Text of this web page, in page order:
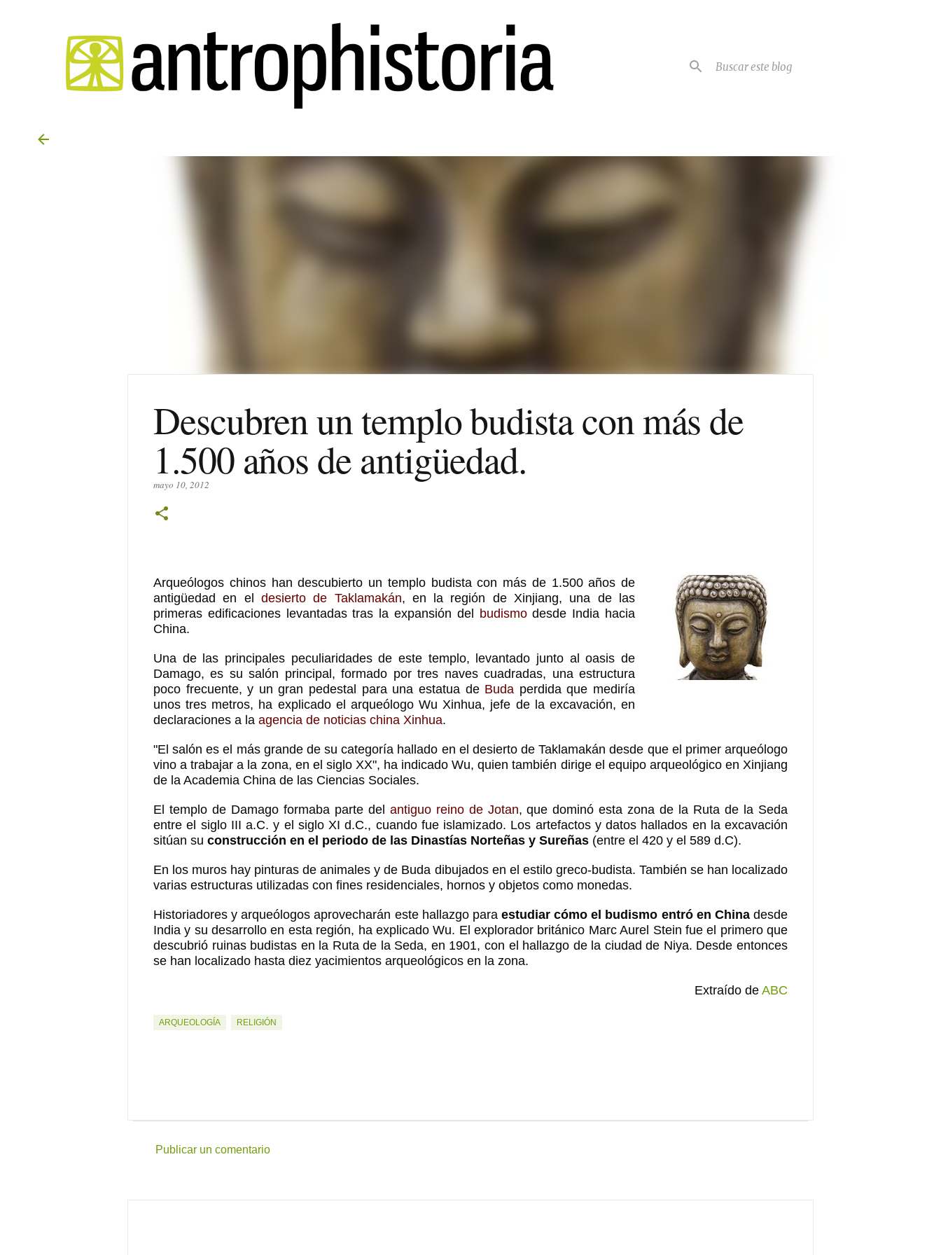
Descubren un templo budista con más de
1.500 años de antigüedad.
mayo 10, 2012
Arqueólogos chinos han descubierto un templo budista con más de 1.500 años de
antigüedad en el desierto de Taklamakán, en la región de Xinjiang, una de las
primeras edificaciones levantadas tras la expansión del
budismodesde India hacia
China.
Una de las principales peculiaridades de este templo, levantado junto al oasis de
Damago, es su salón principal, formado por tres naves cuadradas, una estructura
poco frecuente, y un gran pedestal para una estatua de Buda perdida que mediría
unos tres metros, ha explicado el arqueólogo Wu Xinhua, jefe de la excavación, en
declaraciones a la agencia de noticias china Xinhua.
"El salón es el más grande de su categoría hallado en el desierto de Taklamakán desde que el primer arqueólogo
vino a trabajar a la zona, en el siglo XX", ha indicado Wu, quien también dirige el equipo arqueológico en Xinjiang
de la Academia China de las Ciencias Sociales.
El templo de Damago formaba parte del antiguo reino de Jotan, que dominó esta zona de la Ruta de la Seda
entre el siglo III a.C. y el siglo XI d.C., cuando fue islamizado. Los artefactos y datos hallados en la excavación
sitúan su construcción en el periodo de las Dinastías Norteñas y Sureñas (entre el 420 y el 589 d.C).
En los muros hay pinturas de animales y de Buda dibujados en el estilo greco-budista. También se han localizado
varias estructuras utilizadas con fines residenciales, hornos y objetos como monedas.
Historiadores y arqueólogos aprovecharán este hallazgo para estudiar cómo el budismo entró en Chinadesde
India y su desarrollo en esta región, ha explicado Wu. El explorador británico Marc Aurel Stein fue el primero que
descubrió ruinas budistas en la Ruta de la Seda, en 1901, con el hallazgo de la ciudad de Niya. Desde entonces
se han localizado hasta diez yacimientos arqueológicos en la zona.
Extraído de ABC
ARQUEOLOGÍA RELIGIÓN
Publicar un comentario